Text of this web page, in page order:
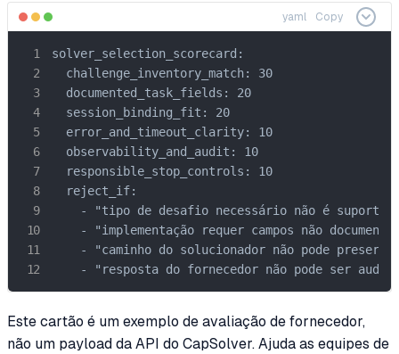
yaml Copy
solver_selection_scorecard:
  challenge_inventory_match: 30
  documented_task_fields: 20
  session_binding_fit: 20
  error_and_timeout_clarity: 10
  observability_and_audit: 10
  responsible_stop_controls: 10
  reject_if:
- "tipo de desafio necessário não é
- "implementação requer campos não
- "caminho do solucionador não pode
- "resposta do fornecedor não pode ser
Este cartão é um exemplo de avaliação de fornecedor,
não um payload da API do CapSolver. Ajuda as equipes de